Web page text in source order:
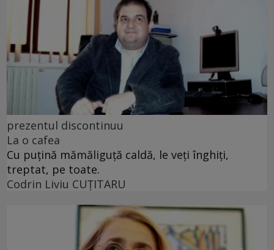
prezentul discontinuu
La o cafea
Cu puţină mămăliguţă caldă, le veţi înghiţi,
treptat, pe toate.
Codrin Liviu CUŢITARU